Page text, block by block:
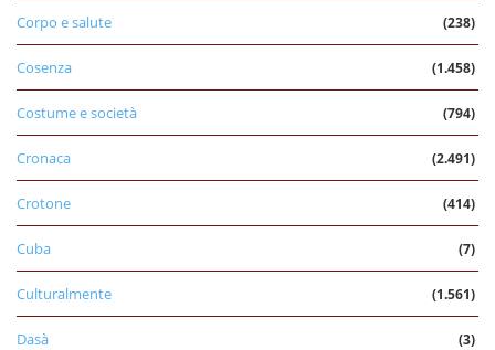
Corpo e salute (238)
Cosenza (1.458)
Costume e società (794)
Cronaca (2.491)
Crotone (414)
Cuba (7)
Culturalmente (1.561)
Dasà (3)